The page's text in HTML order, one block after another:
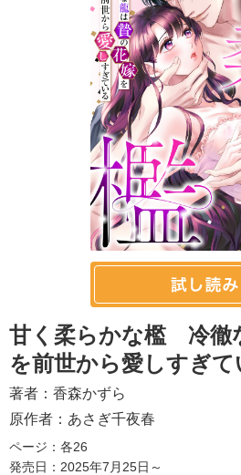
甘く柔らかな檻 冷徹
を前世から愛しすぎて
著者： 香森かずら
原作者： あさぎ千夜春
ページ：各26
発売日：2025年7月25日～